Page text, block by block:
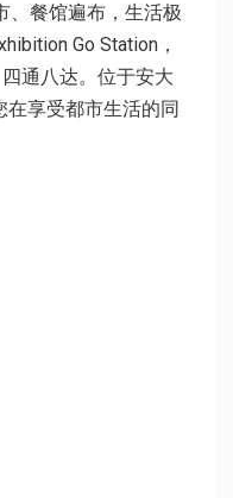
、餐馆遍布， 生活极
Go Station，
通八达。 位于安大
享受都市生活的同